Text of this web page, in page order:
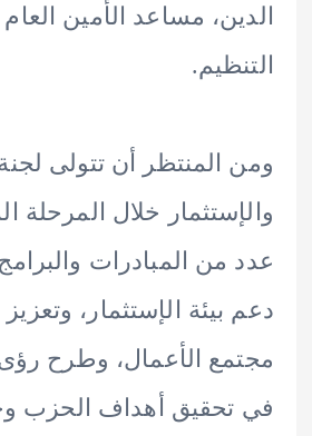
مساعد الأمين العام وأمين
المنتظر أن تتولى لجنة
خلال المرحلة المقبلة
المبادرات والبرامج التي
الإستثمار، وتعزيز
الأعمال، وطرح رؤى
أهداف الحزب وخدمة